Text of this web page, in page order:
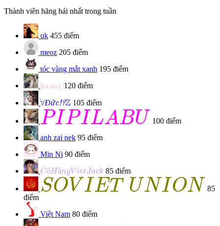
Thành viên hăng hái nhất trong tuần
uk 455 điểm
meoz 205 điểm
tóc vàng mắt xanh 195 điểm
ha my
ha my 120 điểm
∀
∀Đức!?
Đức!?Z
Z 105 điểm
PIPILABU
PIPILABU
100 điểm
anh zai nek 95 điểm
Min Ni 90 điểm
CôHằngVietJack
CôHằn Viet a ck 85 điểm
SOV IET UNI ON
SOVIET U NION
85
điểm
Việt Nam 80 điểm